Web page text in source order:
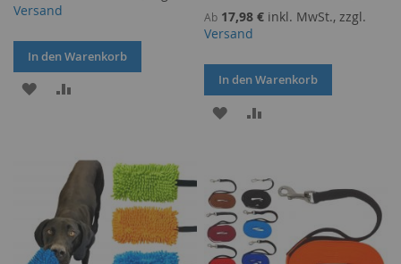
Versand
In den Warenkorb
ZUR
Ab 17,98 € inkl. MwSt., zzgl.
Versand
In den Warenkorb
ZUR